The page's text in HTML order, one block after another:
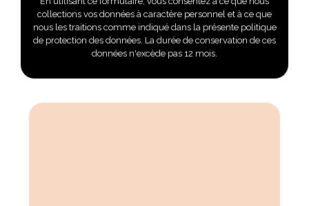
collections vos données à caractère personnel et à ce que
nous les traitions comme indiqué dans la présente politique
de protection des données. La durée de conservation de ces
données n'excède pas 12 mois.